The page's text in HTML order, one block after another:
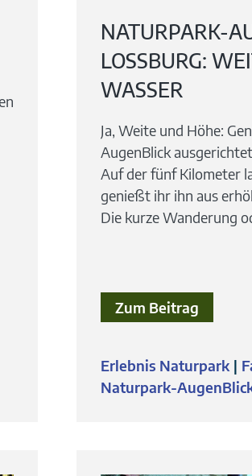
NATURPARK-
LOSSBURG:
ASSER
Ja, Weite und Höhe:
AugenBlick
Auf der fünf Kilometer
genießt ihr ihn aus
Die kurze Wanderung
Zum Beitrag
Erlebnis Naturpark
Naturpark-